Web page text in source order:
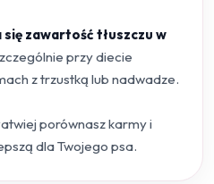
zawartość tłuszczu w
przy diecie
z trzustką lub nadwadze.
porównasz karmy i
dla Twojego psa.